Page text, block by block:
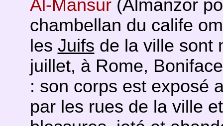
Al-Mansur(Almanzor
chambellan du calife
les Juifs de la ville sont
juillet, à Rome,
: son corps est exposé
par les rues de la ville